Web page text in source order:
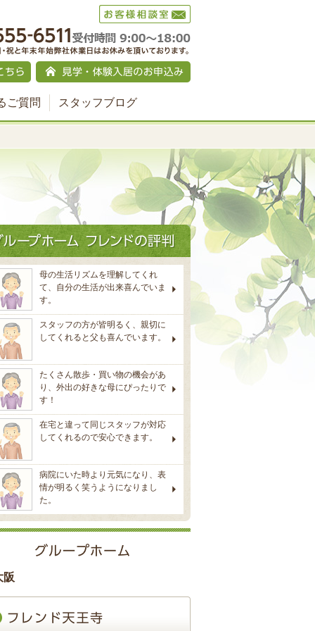
ご質問 スタッフブログ
母の生活リズムを理解してくれ
て、自分の生活が出来喜んでいま
す。
スタッフの方が皆明るく、親切に
してくれると父も喜んでいます。
たくさん散歩・買い物の機会があ
り、外出の好きな母にぴったりで
す！
在宅と違って同じスタッフが対応
してくれるので安心できます。
病院にいた時より元気になり、表
情が明るく笑うようになりまし
た。
阪